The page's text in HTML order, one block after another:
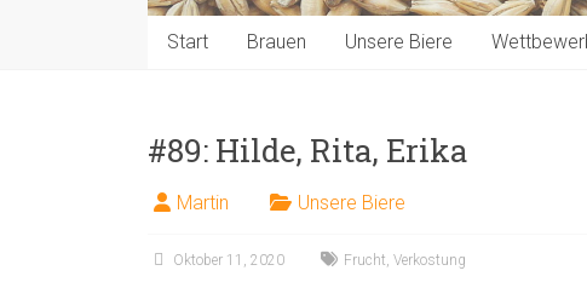
Start Brauen Unsere Biere
#89: Hilde, Rita, Erika
Martin Unsere Biere
Oktober 11, 2020 Frucht, Verkostung